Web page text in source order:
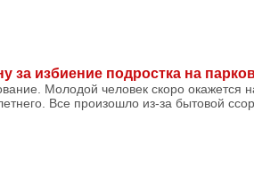
за избиение подростка на
Молодой человек скоро окажется
Все произошло из-за бытовой